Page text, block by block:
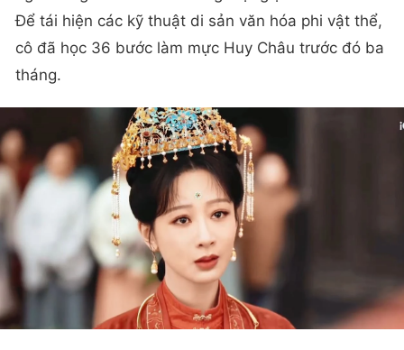
Sau những tập đầu tiên, Dương Tử được đánh giá
là có diễn xuất ổn định, giàu cảm xúc. Đài CCTV
bình luận rằng cảnh khóc của Dương Tử “thể hiện
Để tái hiện các kỹ thuật di sản văn hóa phi vật thể,
cô đã học 36 bước làm mực Huy Châu trước đó ba
tháng.